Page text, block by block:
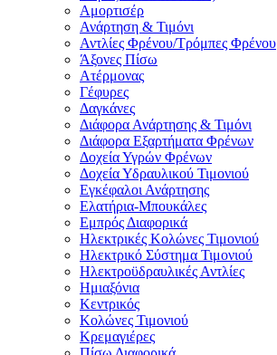
Αμορτισέρ
Ανάρτηση & Τιμόνι
Αντλίες Φρένου/Τρόμπες Φρένου
Άξονες Πίσω
Ατέρμονας
Γέφυρες
Δαγκάνες
Διάφορα Ανάρτησης & Τιμόνι
Διάφορα Εξαρτήματα Φρένων
Δοχεία Υγρών Φρένων
Δοχεία Υδραυλικού Τιμονιού
Εγκέφαλοι Ανάρτησης
Ελατήρια-Μπουκάλες
Εμπρός Διαφορικά
Ηλεκτρικές Κολώνες Τιμονιού
Ηλεκτρικό Σύστημα Τιμονιού
Ηλεκτροϋδραυλικές Αντλίες
Ημιαξόνια
Κεντρικός
Κολώνες Τιμονιού
Κρεμαγιέρες